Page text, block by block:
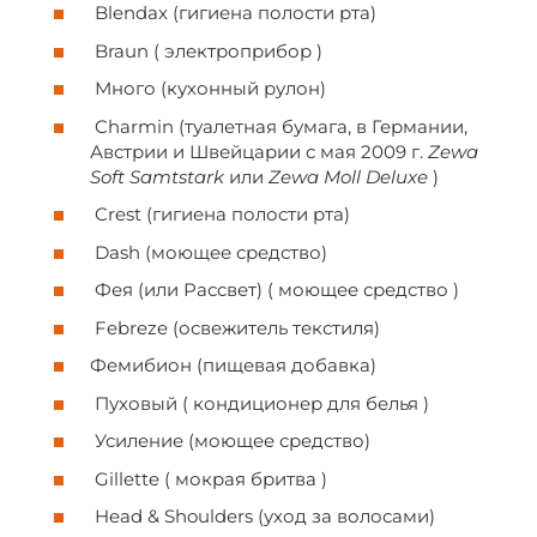
Blendax (гигиена полости рта)
Braun ( электроприбор )
Много (кухонный рулон)
Charmin (туалетная бумага, в Германии,
Австрии и Швейцарии с мая 2009 г. Zewa
Soft Samtstark или Zewa Moll Deluxe )
Crest (гигиена полости рта)
Dash (моющее средство)
Фея (или Рассвет) ( моющее средство )
Febreze (освежитель текстиля)
Фемибион (пищевая добавка)
Пуховый ( кондиционер для белья )
Усиление (моющее средство)
Gillette ( мокрая бритва )
Head & Shoulders (уход за волосами)